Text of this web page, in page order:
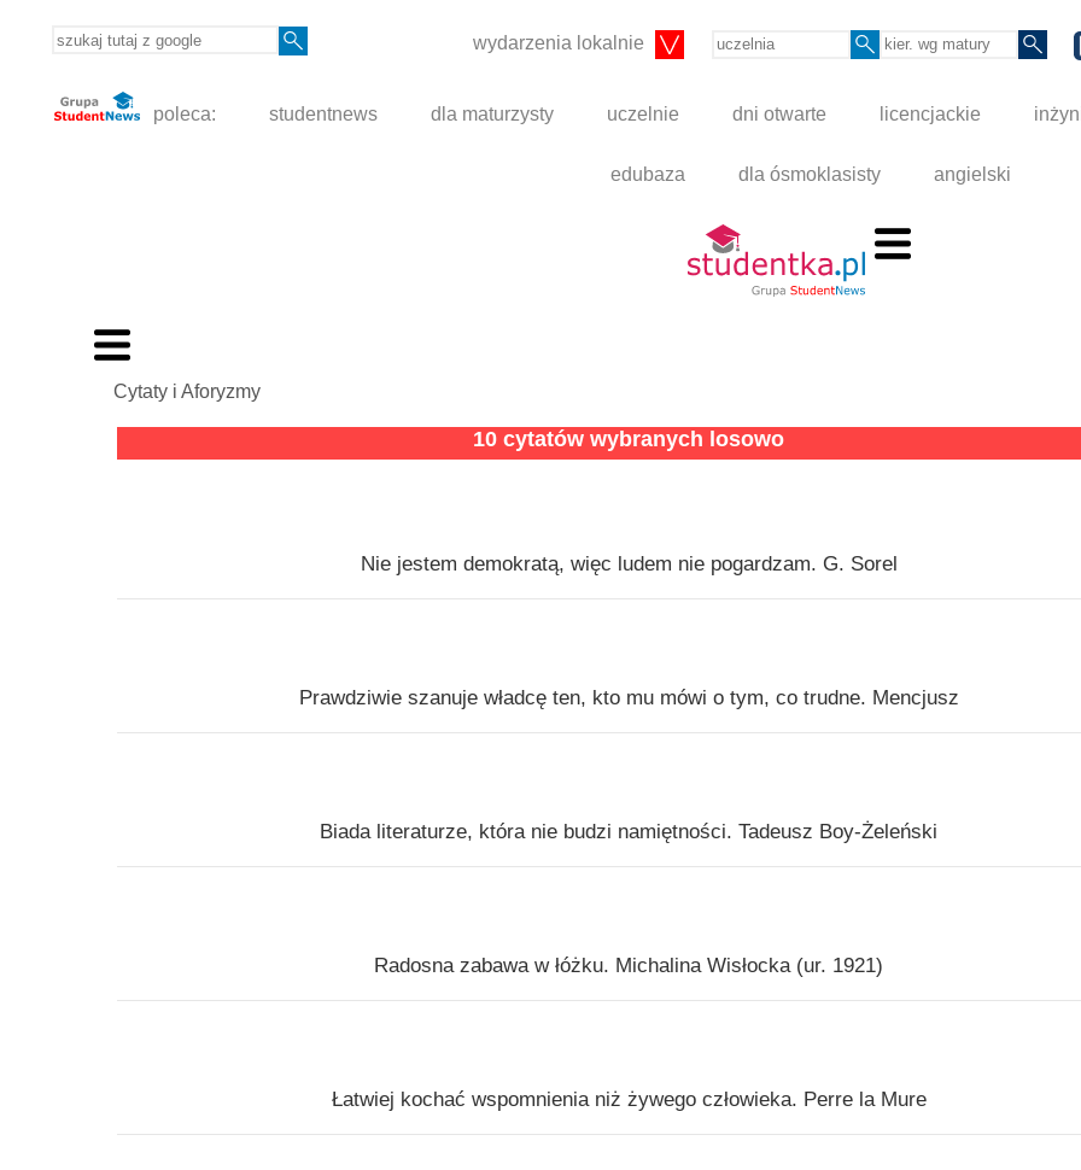
wydarzenia lokalnie
poleca: studentnews dla maturzysty uczelnie dni otwarte licencjackie
edubaza dla ósmoklasisty angielski
Cytaty i Aforyzmy
10 cytatów wybranych losowo
Nie jestem demokratą, więc ludem nie pogardzam. G. Sorel
Prawdziwie szanuje władcę ten, kto mu mówi o tym, co trudne. Mencjusz
Biada literaturze, która nie budzi namiętności. Tadeusz Boy-Żeleński
Radosna zabawa w łóżku. Michalina Wisłocka (ur. 1921)
Łatwiej kochać wspomnienia niż żywego człowieka. Perre la Mure